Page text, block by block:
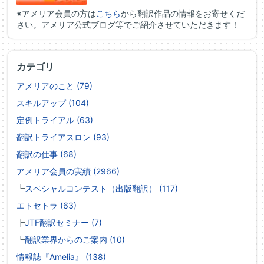
※アメリア会員の方はこちらから翻訳作品の情報をお寄せくだ
さい。アメリア公式ブログ等でご紹介させていただきます！
カテゴリ
アメリアのこと (79)
スキルアップ (104)
定例トライアル (63)
翻訳トライアスロン (93)
翻訳の仕事 (68)
アメリア会員の実績 (2966)
┗スペシャルコンテスト（出版翻訳） (117)
エトセトラ (63)
┣JTF翻訳セミナー (7)
┗翻訳業界からのご案内 (10)
情報誌『Amelia』 (138)